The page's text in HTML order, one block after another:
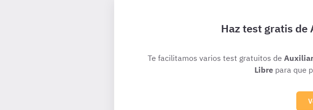
Haz test gratis de
Te facilitamos varios test gratuitos de
Librepara que